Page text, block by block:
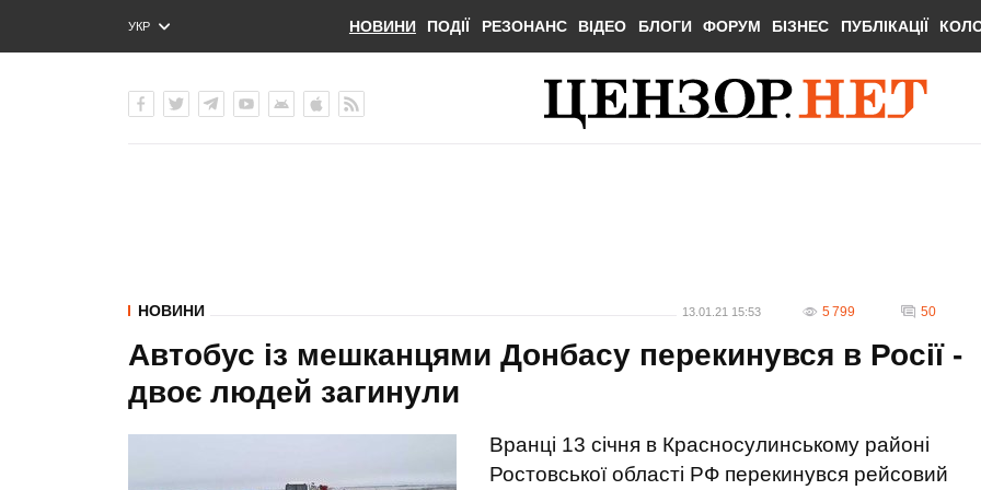
УКР
ENG
НОВИНИ ПОДІЇ РЕЗОНАНС ВІДЕО БЛОГИ ФОРУМ БІЗНЕС ПУБЛІКАЦІЇ
НОВИНИ 13.01.21 15:53 5 799 50
Автобус із мешканцями Донбасу перекинувся в Росії -
двоє людей загинули
Вранці 13 січня в Красносулинському районі
Ростовської області РФ перекинувся рейсовий